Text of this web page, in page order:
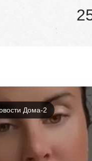
Дома-2